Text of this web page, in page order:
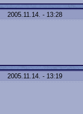
2005.11.14. - 13:28
2005.11.14. - 13:19